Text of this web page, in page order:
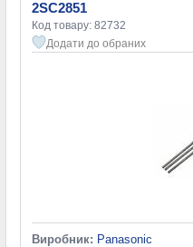
2SC2851
Код товару: 82732
Додати до обраних
Виробник: Panasonic